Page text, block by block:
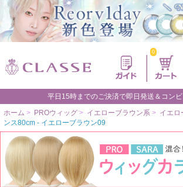
0
平日15時までのご決済で即日発送＆コン
ホーム > PROウィッグ > イエローブラウン系 > イエロ
ンス80cm - イエローブラウン09